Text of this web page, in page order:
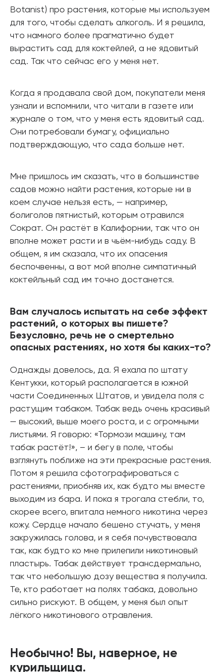
Botanist) про растения, которые мы используем
для того, чтобы сделать алкоголь. И я решила,
что намного более прагматично будет
вырастить сад для коктейлей, а не ядовитый
сад. Так что сейчас его у меня нет.
Когда я продавала свой дом, покупатели меня
узнали и вспомнили, что читали в газете или
журнале о том, что у меня есть ядовитый сад.
Они потребовали бумагу, официально
подтверждающую, что сада больше нет.
Мне пришлось им сказать, что в большинстве
садов можно найти растения, которые ни в
коем случае нельзя есть, — например,
болиголов пятнистый, которым отравился
Сократ. Он растёт в Калифорнии, так что он
вполне может расти и в чьём-нибудь саду. В
общем, я им сказала, что их опасения
беспочвенны, а вот мой вполне симпатичный
коктейльный сад им точно достанется.
Вам случалось испытать на себе эффект
растений, о которых вы пишете?
Безусловно, речь не о смертельно
опасных растениях, но хотя бы каких-то?
Однажды довелось, да. Я ехала по штату
Кентукки, который располагается в южной
части Соединенных Штатов, и увидела поля с
растущим табаком. Табак ведь очень красивый
— высокий, выше моего роста, и с огромными
листьями. Я говорю: «Тормози машину, там
табак растёт!», – и бегу в поле, чтобы
взглянуть поближе на эти прекрасные растения.
Потом я решила сфотографироваться с
растениями, приобняв их, как будто мы вместе
выходим из бара. И пока я трогала стебли, то,
скорее всего, впитала немного никотина через
кожу. Сердце начало бешено стучать, у меня
закружилась голова, и я себя почувствовала
так, как будто ко мне прилепили никотиновый
пластырь. Табак действует трансдермально,
так что небольшую дозу вещества я получила.
Те, кто работает на полях табака, довольно
сильно рискуют. В общем, у меня был опыт
лёгкого никотинового отравления.
Необычно! Вы, наверное, не
курильщица.